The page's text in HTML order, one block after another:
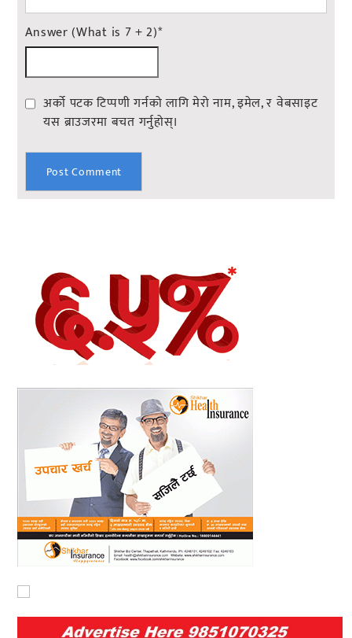
Answer (What is 7 + 2)*
अर्को पटक टिप्पणी गर्नको लागि मेरो नाम, इमेल, र वेबसाइट
यस ब्राउजरमा बचत गर्नुहोस्।